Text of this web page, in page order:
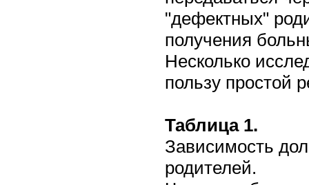
"дефектных"
получения
Несколько
пользу простой
Таблица 1.
Зависимость
родителей.